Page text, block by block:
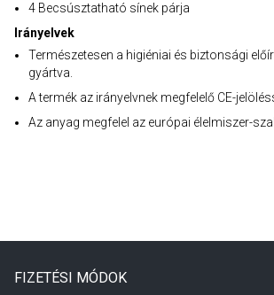
4 Becsúsztatható sínek párja
Irányelvek
Természetesen a higiéniai és biztonsági
gyártva.
A termék az irányelvnek megfelelő CE-
Az anyag megfelel az európai élelmiszer-
FIZETÉSI MÓDOK